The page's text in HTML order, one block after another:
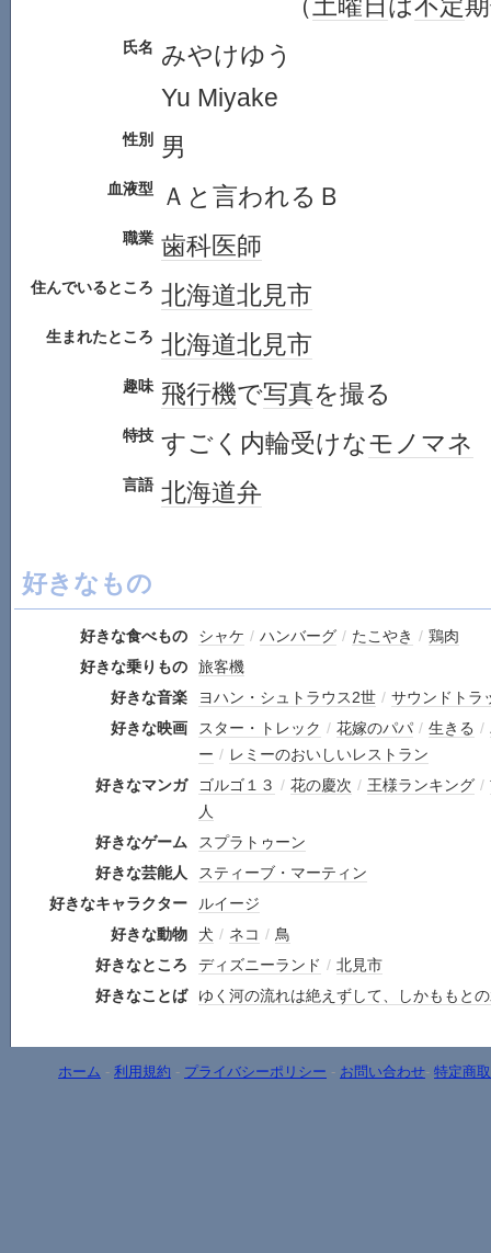
（土曜日 は不定
氏名 みやけゆう
Yu Miyake
性別 男
血液型 Ａと言われるＢ
職業 歯科医師
住んでいるところ 北海道北見市
生まれたところ 北海道北見市
趣味 飛行機で写真を撮る
特技 すごく内輪受けなモノマネ
言語 北海道弁
好きなもの
好きな食べもの シャケ / ハンバーグ / たこやき / 鶏肉
好きな乗りもの
旅客機
好きな音楽
ヨハン・シュトラウス2世 / サウンドトラ
好きな映画
スター・トレック / 花嫁のパパ / 生きる /
ー / レミーのおいしいレストラン
好きなマンガ
ゴルゴ１３ / 花の慶次 / 王様ランキング /
人
好きなゲーム
スプラトゥーン
好きな芸能人
スティーブ・マーティン
好きなキャラクター
ルイージ
好きな動物
犬 / ネコ / 鳥
好きなところ
ディズニーランド / 北見市
好きなことば
ゆく河の流れは絶えずして、しかももと
ホーム - 利用規約 - プライバシーポリシー - お問い合わせ- 特定商